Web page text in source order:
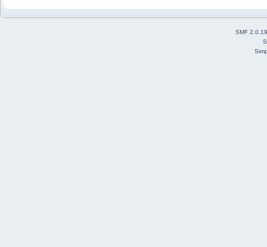
SMF 2.0.19